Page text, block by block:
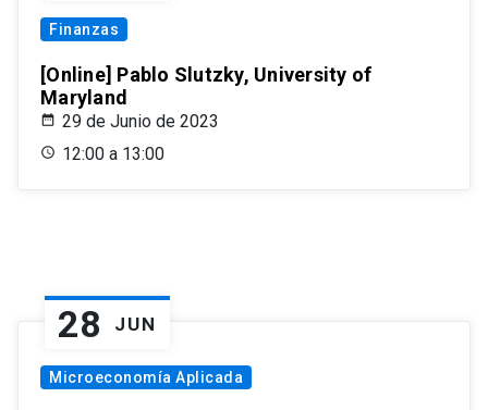
Finanzas
[Online] Pablo Slutzky, University of
Maryland
29 de Junio de 2023
12:00 a 13:00
28 JUN
Microeconomía Aplicada